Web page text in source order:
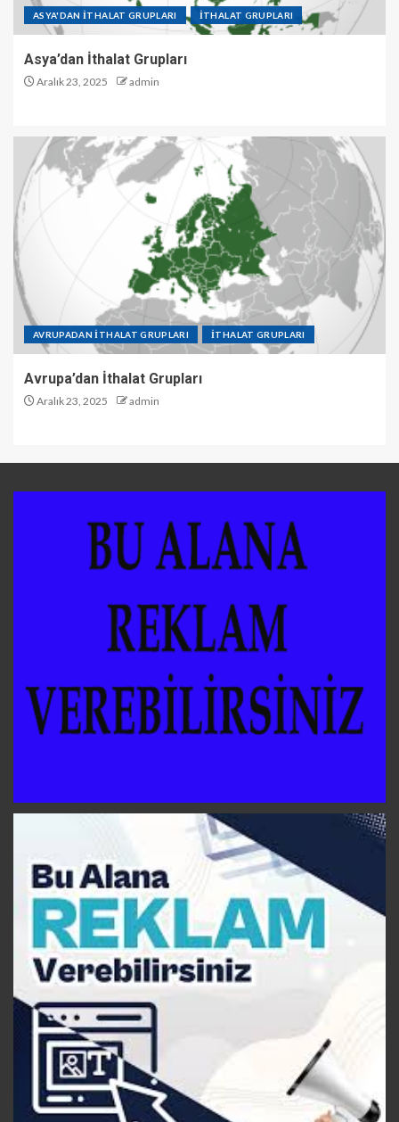
ASYA'DAN İTHALAT GRUPLARI İTHALAT GRUPLARI
Asya’dan İthalat Grupları
Aralık 23, 2025 admin
AVRUPADAN İTHALAT GRUPLARI İTHALAT GRUPLARI
Avrupa’dan İthalat Grupları
Aralık 23, 2025 admin